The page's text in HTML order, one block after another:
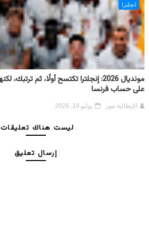
انجلترا
مونديال 2026: إنجلترا تكتسح أولًا، ثم
على حساب فرنسا
الإيطالية نيوز يوليو 19, 2026
ليست هناك
إرسال تعليق